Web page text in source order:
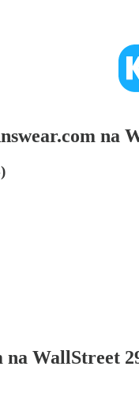
na
na WallStreet